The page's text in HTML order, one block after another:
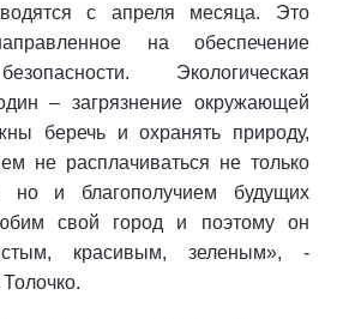
с апреля месяца. Это
на обеспечение
Экологическая
– загрязнение окружающей
беречь и охранять природу,
не расплачиваться не только
но и благополучием будущих
свой город и поэтому он
красивым, зеленым», -